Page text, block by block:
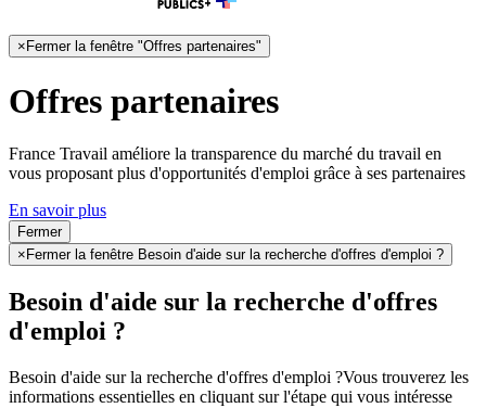
× Fermer la fenêtre "Offres partenaires"
Offres partenaires
France Travail améliore la transparence du marché du travail en
vous proposant plus d'opportunités d'emploi grâce à ses partenaires
En savoir plus
Fermer
× Fermer la fenêtre Besoin d'aide sur la recherche d'offres d'emploi ?
Besoin d'aide sur la recherche d'offres
d'emploi ?
Besoin d'aide sur la recherche d'offres d'emploi ?Vous trouverez les
informations essentielles en cliquant sur l'étape qui vous intéresse